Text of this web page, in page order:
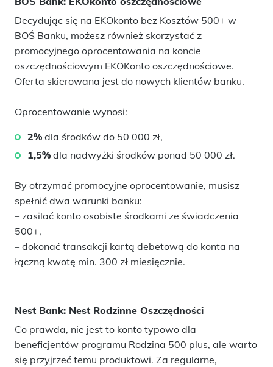
Decydując się na EKOkonto bez Kosztów 500+ w
BOŚ Banku, możesz również skorzystać z
promocyjnego oprocentowania na koncie
oszczędnościowym EKOKonto oszczędnościowe.
Oferta skierowana jest do nowych klientów banku.
Oprocentowanie wynosi:
2% dla środków do 50 000 zł,
1,5% dla nadwyżki środków ponad 50 000 zł.
By otrzymać promocyjne oprocentowanie, musisz
spełnić dwa warunki banku:
– zasilać konto osobiste środkami ze świadczenia
500+,
– dokonać transakcji kartą debetową do konta na
łączną kwotę min. 300 zł miesięcznie.
Nest Bank: Nest Rodzinne Oszczędności
Co prawda, nie jest to konto typowo dla
beneficjentów programu Rodzina 500 plus, ale warto
się przyjrzeć temu produktowi. Za regularne,